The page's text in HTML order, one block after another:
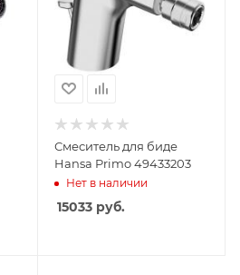
Смеситель для биде
Hansa Primo 49433203
Нет в наличии
15033руб.